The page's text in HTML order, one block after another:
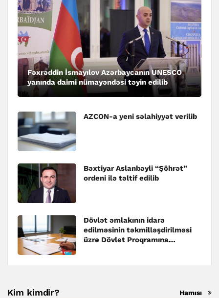
Fəxrəddin İsmayılov Azərbaycanın UNESCO
yanında daimi nümayəndəsi təyin edilib
AZCON-a yeni səlahiyyət verilib
Bəxtiyar Aslanbəyli “Şöhrət”
ordeni ilə təltif edilib
Dövlət əmlakının idarə
edilməsinin təkmilləşdirilməsi
üzrə Dövlət Proqramına
Kim kimdir? Hamısı